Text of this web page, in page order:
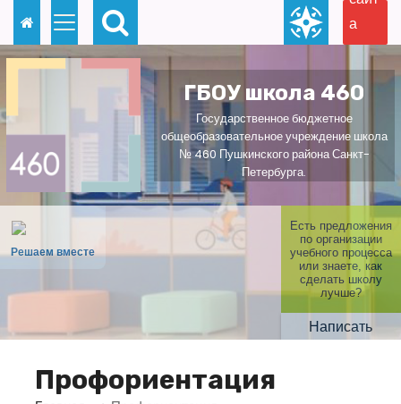
р
й
с
д
ж
а
для
слаб
овид
ящи
х
ГБОУ школа 460
Государственное бюджетное
общеобразовательное учреждение школа
№ 460 Пушкинского района Санкт-
Петербурга.
Решаем вместе
Есть предложения
по организации
учебного процесса
или знаете, как
сделать школу
лучше?
Написать
Профориентация